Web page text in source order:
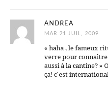
ANDREA
MAR 21 JUIL, 2009
« haha , le fameux
verre pour connaître
aussi à la cantine? »
ça! c´est